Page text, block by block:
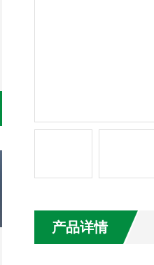
产品详情